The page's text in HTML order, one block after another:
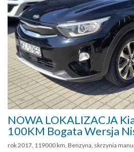
NOWA LOKALIZACJA
100KM Bogata Wersja
rok 2017, 119000 km, Benzyna, skrzynia